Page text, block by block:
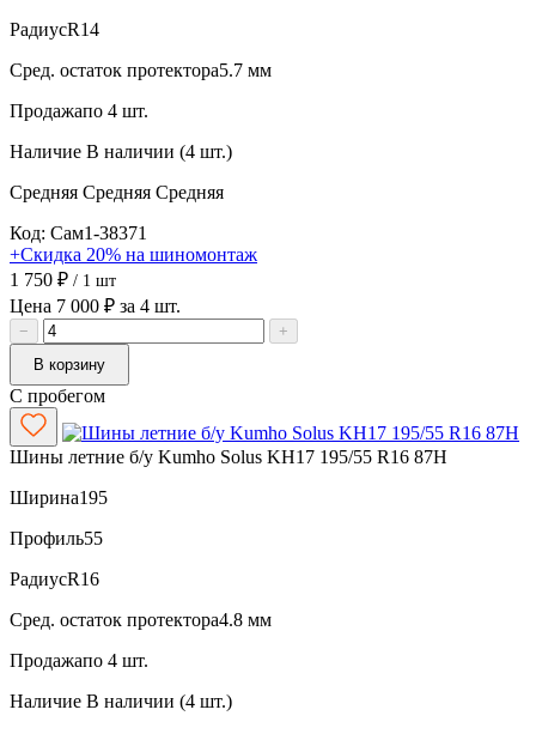
РадиусR14
Сред. остаток протектора5.7 мм
Продажапо 4 шт.
Наличие В наличии (4 шт.)
Средняя Средняя Средняя
Код: Сам1-38371
+Скидка 20% на шиномонтаж
1 750 ₽ / 1 шт
Цена 7 000 ₽ за 4 шт.
−
+
В корзину
С пробегом
Шины летние б/у Kumho Solus KH17 195/55 R16 87H
Ширина195
Профиль55
РадиусR16
Сред. остаток протектора4.8 мм
Продажапо 4 шт.
Наличие В наличии (4 шт.)